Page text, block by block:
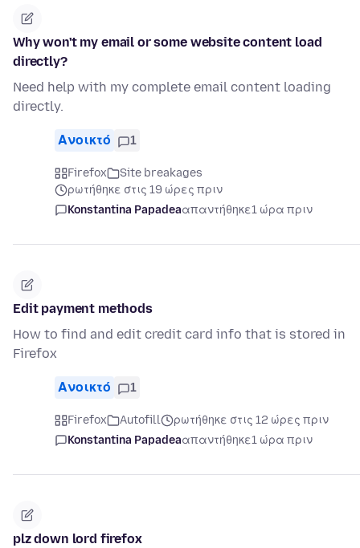
Why won't my email or some website content load
directly?
Need help with my complete email content loading
directly.
Ανοικτό 1
Firefox
Site breakages
ρωτήθηκε στις 19 ώρες πριν
Konstantina Papadeaαπαντήθηκε1 ώρα πριν
Edit payment methods
How to find and edit credit card info that is stored in
Firefox
Ανοικτό 1
Firefox Autofill
ρωτήθηκε στις 12 ώρες πριν
Konstantina Papadeaαπαντήθηκε1 ώρα πριν
plz down lord firefox